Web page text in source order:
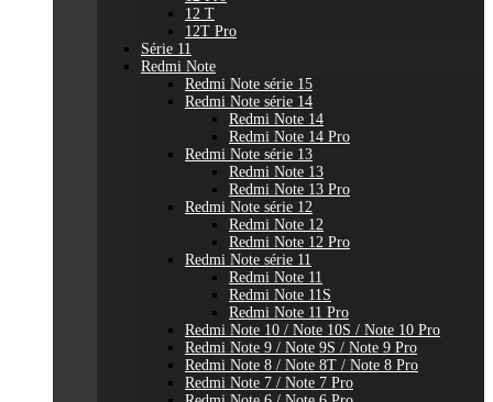
12 T
12T Pro
Série 11
Redmi Note
Redmi Note série 15
Redmi Note série 14
Redmi Note 14
Redmi Note 14 Pro
Redmi Note série 13
Redmi Note 13
Redmi Note 13 Pro
Redmi Note série 12
Redmi Note 12
Redmi Note 12 Pro
Redmi Note série 11
Redmi Note 11
Redmi Note 11S
Redmi Note 11 Pro
Redmi Note 10 / Note 10S / Note 10 Pro
Redmi Note 9 / Note 9S / Note 9 Pro
Redmi Note 8 / Note 8T / Note 8 Pro
Redmi Note 7 / Note 7 Pro